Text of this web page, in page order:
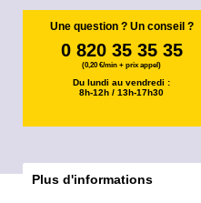
Une question ? Un conseil ?
0 820 35 35 35
(0,20 €/min + prix appel)
Du lundi au vendredi :
8h-12h / 13h-17h30
Plus d'informations